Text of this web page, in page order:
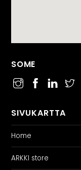
SOME
SIVUKARTTA
Home
ARKKI store